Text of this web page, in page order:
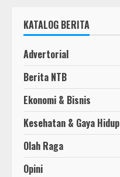
KATALOG BERITA
Advertorial
Berita NTB
Ekonomi & Bisnis
Kesehatan & Gaya Hidup
Olah Raga
Opini